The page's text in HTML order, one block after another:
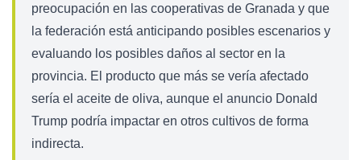
preocupación en las cooperativas de Granada y que
la federación está anticipando posibles escenarios y
evaluando los posibles daños al sector en la
provincia. El producto que más se vería afectado
sería el aceite de oliva, aunque el anuncio Donald
Trump podría impactar en otros cultivos de forma
indirecta.